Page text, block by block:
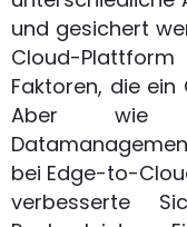
und gesichert
Cloud-
Faktoren, die
Aber wie
bei Edge-to-
verbesserte